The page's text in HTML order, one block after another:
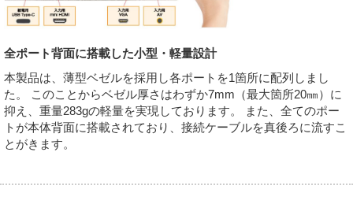
全ポート背面に搭載した小型・軽量設計
本製品は、薄型ベゼルを採用し各ポートを1箇所に配列しまし
た。 このことからベゼル厚さはわずか7mm（最大箇所20㎜）に
抑え、重量283gの軽量を実現しております。 また、全てのポー
トが本体背面に搭載されており、接続ケーブルを真後ろに流すこ
とがきます。